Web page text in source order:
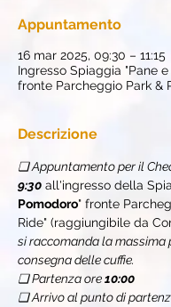
Appuntamento
16 mar 2025, 09:30 – 11:15
Ingresso Spiaggia "Pane e
fronte Parcheggio Park &
Descrizione
❏ Appuntamento per il
9:30 all'ingresso della
Pomodoro" fronte
Ride" (raggiungibile da
si raccomanda la massima
consegna delle cuffie.
❏ Partenza ore 10:00
❏ Arrivo al punto di